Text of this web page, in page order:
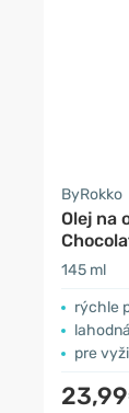
ByRokko
Olej na
145 ml
rýchle
pre